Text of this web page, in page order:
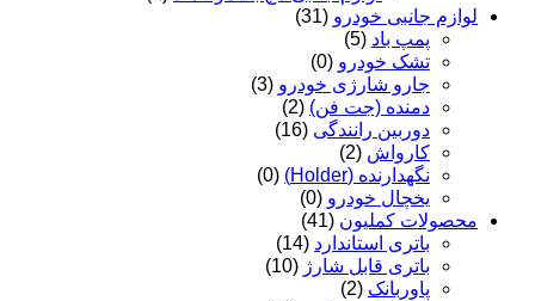
لوازم جانبی خودرو (31)
پمپ باد (5)
تشک خودرو (0)
جارو شارژی خودرو (3)
دمنده (جت فن) (2)
دوربین رانندگی (16)
کارواش (2)
نگهدارنده (Holder)
(0)
یخچال خودرو (0)
محصولات کملیون (41)
باتری استاندارد (14)
باتری قابل شارژ (10)
پاوربانک (2)